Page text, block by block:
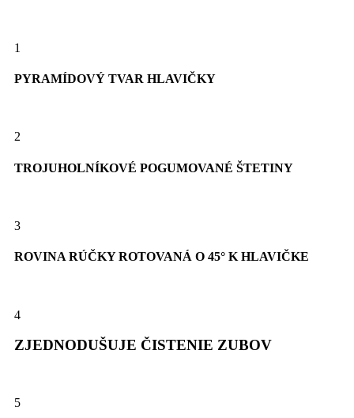
1
PYRAMÍDOVÝ TVAR HLAVIČKY
2
TROJUHOLNÍKOVÉ POGUMOVANÉ ŠTETINY
3
ROVINA RÚČKY ROTOVANÁ O 45° K HLAVIČKE
4
ZJEDNODUŠUJE ČISTENIE ZUBOV
5